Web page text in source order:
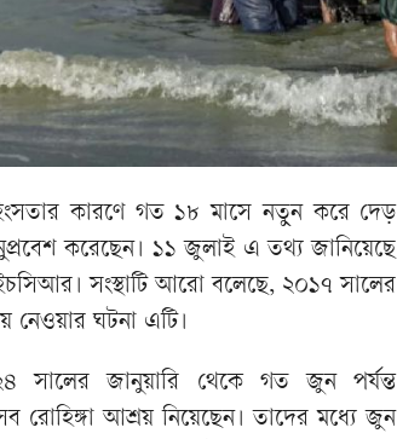
কারণে গত ১৮ মাসে নতুন করে দেড়
করেছেন। ১১ জুলাই এ তথ্য জানিয়েছে
সংস্থাটি আরো বলেছে, ২০১৭ সালের
নেওয়ার ঘটনা এটি।
সালের জানুয়ারি থেকে গত জুন পর্যন্ত
রোহিঙ্গা আশ্রয় নিয়েছেন। তাদের মধ্যে জুন